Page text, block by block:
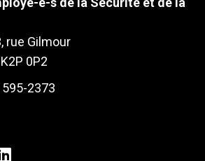
rue Gilmour
0P2
2373